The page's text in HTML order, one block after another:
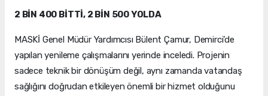
2 BİN 400 BİTTİ, 2 BİN 500 YOLDA
MASKİ Genel Müdür Yardımcısı Bülent Çamur, Demirci’de
yapılan yenileme çalışmalarını yerinde inceledi. Projenin
sadece teknik bir dönüşüm değil, aynı zamanda vatandaş
sağlığını doğrudan etkileyen önemli bir hizmet olduğunu